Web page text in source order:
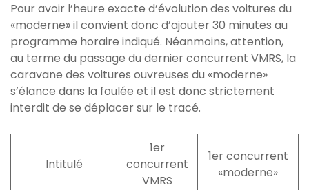
Pour avoir l’heure exacte d’évolution des voitures du
«moderne» il convient donc d’ajouter 30 minutes au
programme horaire indiqué. Néanmoins, attention,
au terme du passage du dernier concurrent VMRS, la
caravane des voitures ouvreuses du «moderne»
s’élance dans la foulée et il est donc strictement
interdit de se déplacer sur le tracé.
Intitulé
1er
concurrent
VMRS
1er concurrent
«moderne»